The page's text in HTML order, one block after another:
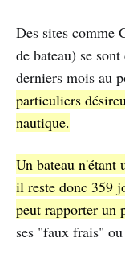
Des sites
de bateau) se
derniers mois au
particuliers
nautique.
Un bateau n'étant
il reste donc 359
peut rapporter un
ses "faux frais"